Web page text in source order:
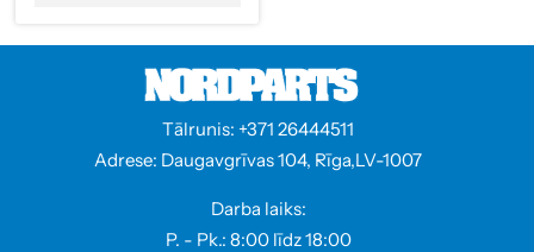
Tālrunis: +371 26444511
Adrese: Daugavgrīvas 104, Rīga,LV-1007
Darba laiks:
P. - Pk.: 8:00 līdz 18:00